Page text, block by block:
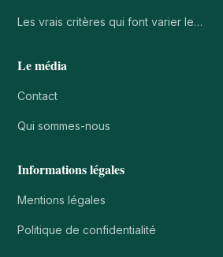
Les vrais critères qui font varier le…
Le média
Contact
Qui sommes-nous
Informations légales
Mentions légales
Politique de confidentialité